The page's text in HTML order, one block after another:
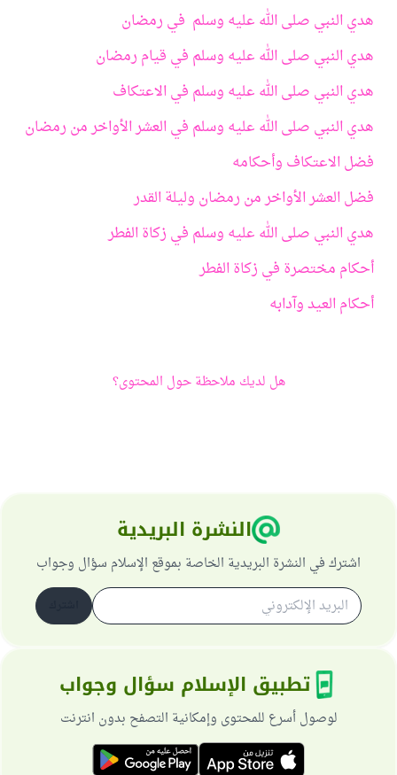
هدي النبي صلى الله عليه وسلم في رمضان
هدي النبي صلى الله عليه وسلم في قيام رمضان
هدي النبي صلى الله عليه وسلم في الاعتكاف
هدي النبي صلى الله عليه وسلم في العشر الأواخر من رمضان
فضل الاعتكاف وأحكامه
فضل العشر الأواخر من رمضان وليلة القدر
هدي النبي صلى الله عليه وسلم في زكاة الفطر
أحكام مختصرة في زكاة الفطر
أحكام العيد وآدابه
هل لديك ملاحظة حول المحتوى؟
النشرة البريدية
اشترك في النشرة البريدية الخاصة بموقع الإسلام سؤال وجواب
تطبيق الإسلام سؤال وجواب
لوصول أسرع للمحتوى وإمكانية التصفح بدون انترنت